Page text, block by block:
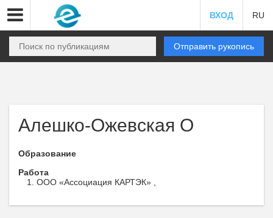
ВХОД RU
Отправить рукопись
Алешко-Ожевская О
Образование
Работа
ООО «Ассоциация КАРТЭК» ,